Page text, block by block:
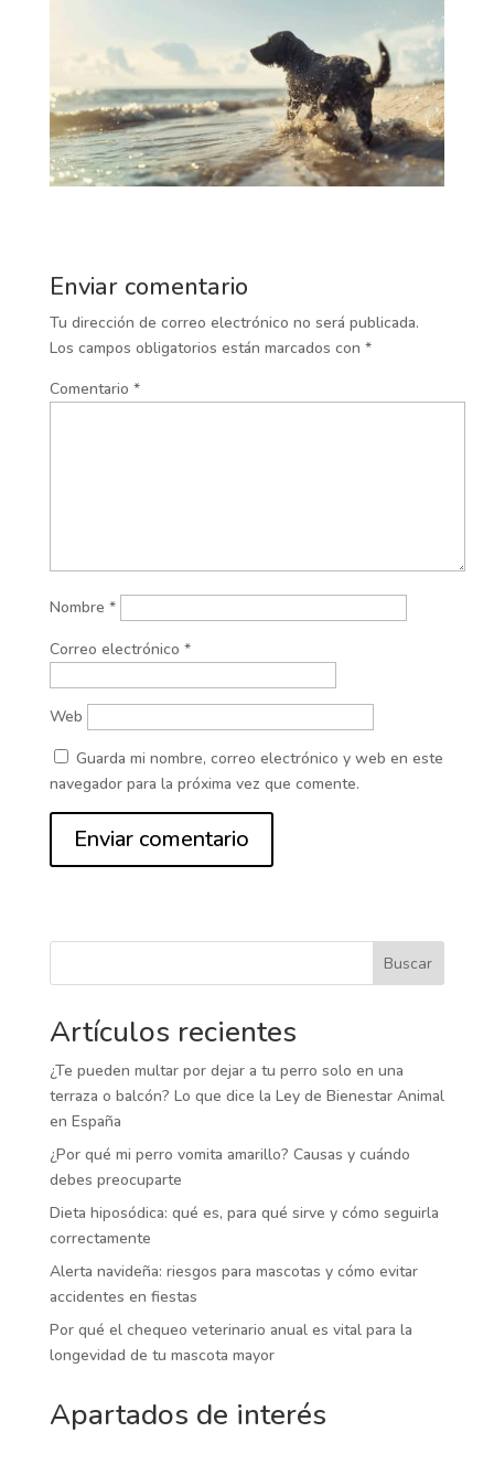
Enviar comentario
Tu dirección de correo electrónico no será publicada.
Los campos obligatorios están marcados con *
Comentario *
Nombre *
Correo electrónico *
Web
Guarda mi nombre, correo electrónico y web en este
navegador para la próxima vez que comente.
Buscar
Artículos recientes
¿Te pueden multar por dejar a tu perro solo en una
terraza o balcón? Lo que dice la Ley de Bienestar Animal
en España
¿Por qué mi perro vomita amarillo? Causas y cuándo
debes preocuparte
Dieta hiposódica: qué es, para qué sirve y cómo seguirla
correctamente
Alerta navideña: riesgos para mascotas y cómo evitar
accidentes en fiestas
Por qué el chequeo veterinario anual es vital para la
longevidad de tu mascota mayor
Apartados de interés